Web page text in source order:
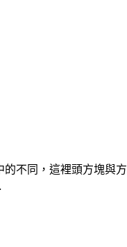
的不同，這裡頭方塊